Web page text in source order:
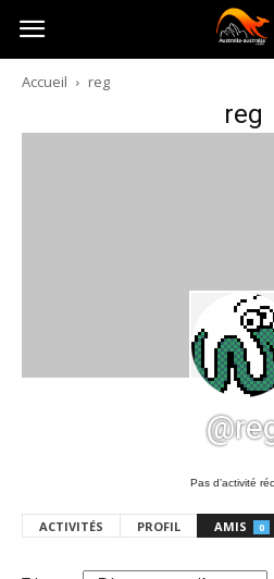
Australia-
australie.com
Accueil reg
reg
Pas d’activité
ACTIVITÉS PROFIL AMIS 0